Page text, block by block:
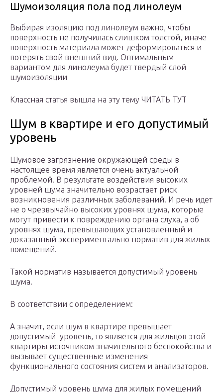
Шумоизоляция пола под линолеум
Выбирая изоляцию под линолеум важно, чтобы
поверхность не получилась слишком толстой, иначе
поверхность материала может деформироваться и
потерять свой внешний вид. Оптимальным
вариантом для линолеума будет твердый слой
шумоизоляции
Классная статья вышла на эту тему ЧИТАТЬ ТУТ
Шум в квартире и его допустимый
уровень
Шумовое загрязнение окружающей среды в
настоящее время является очень актуальной
проблемой. В результате воздействия высоких
уровней шума значительно возрастает риск
возникновения различных заболеваний. И речь идет
не о чрезвычайно высоких уровнях шума, которые
могут привести к повреждению органа слуха, а об
уровнях шума, превышающих установленный и
доказанный экспериментально норматив для жилых
помещений.
Такой норматив называется допустимый уровень
шума.
В соответствии с определением:
А значит, если шум в квартире превышает
допустимый уровень, то является для жильцов этой
квартиры источником значительного беспокойства и
вызывает существенные изменения
функционального состояния систем и анализаторов.
Допустимый уровень шума для жилых помещений